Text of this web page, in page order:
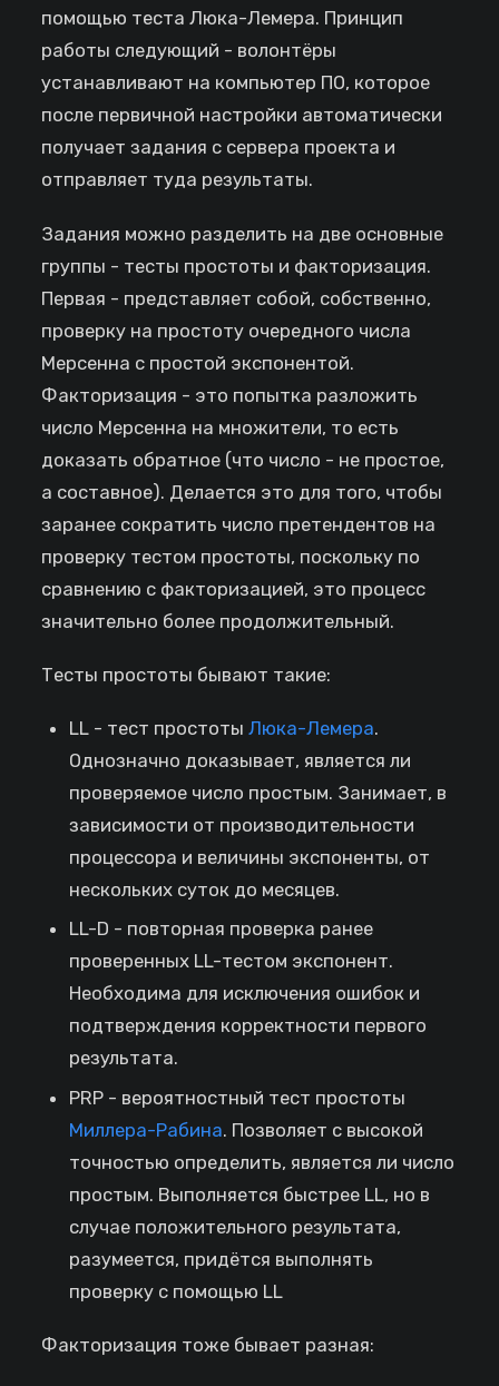
помощью теста Люка-Лемера. Принцип
работы следующий - волонтёры
устанавливают на компьютер ПО, которое
после первичной настройки автоматически
получает задания с сервера проекта и
отправляет туда результаты.
Задания можно разделить на две основные
группы - тесты простоты и факторизация.
Первая - представляет собой, собственно,
проверку на простоту очередного числа
Мерсенна с простой экспонентой.
Факторизация - это попытка разложить
число Мерсенна на множители, то есть
доказать обратное (что число - не простое,
а составное). Делается это для того, чтобы
заранее сократить число претендентов на
проверку тестом простоты, поскольку по
сравнению с факторизацией, это процесс
значительно более продолжительный.
Тесты простоты бывают такие:
LL - тест простотыЛюка-Лемера.
Однозначно доказывает, является ли
проверяемое число простым. Занимает, в
зависимости от производительности
процессора и величины экспоненты, от
нескольких суток до месяцев.
LL-D - повторная проверка ранее
проверенных LL-тестом экспонент.
Необходима для исключения ошибок и
подтверждения корректности первого
результата.
PRP - вероятностный тест простоты
Миллера-Рабина. Позволяет с высокой
точностью определить, является ли число
простым. Выполняется быстрее LL, но в
случае положительного результата,
разумеется, придётся выполнять
проверку с помощью LL
Факторизация тоже бывает разная: